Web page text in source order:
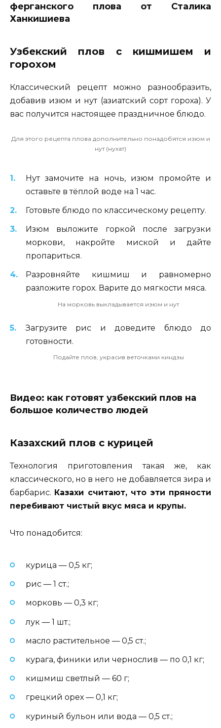
ферганского плова от Сталика
Ханкишиева
Узбекский плов с кишмишем и
горохом
Классический рецепт можно разнообразить,
добавив изюм и нут (азиатский сорт гороха). У
вас получится настоящее праздничное блюдо.
Для этого рецепта плова дополнительно понадобятся изюм и
нут (нухат)
Нут замочите на ночь, изюм промойте и
оставьте в тёплой воде на 1 час.
Готовьте блюдо по классическому рецепту.
Изюм выложите горкой после загрузки
моркови, накройте миской и дайте
пропариться.
Разровняйте кишмиш и равномерно
разложите горох. Варите до мягкости мяса.
На морковь выкладывается изюм и нут
Загрузите рис и доведите блюдо до
готовности.
Подайте плов, украсив веточками киндзы
Видео: как готовят узбекский плов на
большое количество людей
Казахский плов с курицей
Технология приготовления такая же, как
классического, но в него не добавляется зира и
барбарис. Казахи считают, что эти пряности
перебивают чистый вкус мяса и крупы.
Что понадобится:
курица — 0,5 кг;
рис — 1 ст.;
морковь — 0,3 кг;
лук — 1 шт.;
масло растительное — 0,5 ст.;
курага, финики или чернослив — по 0,1 кг;
кишмиш светлый — 60 г;
грецкий орех — 0,1 кг;
куриный бульон или вода — 0,5 ст.;